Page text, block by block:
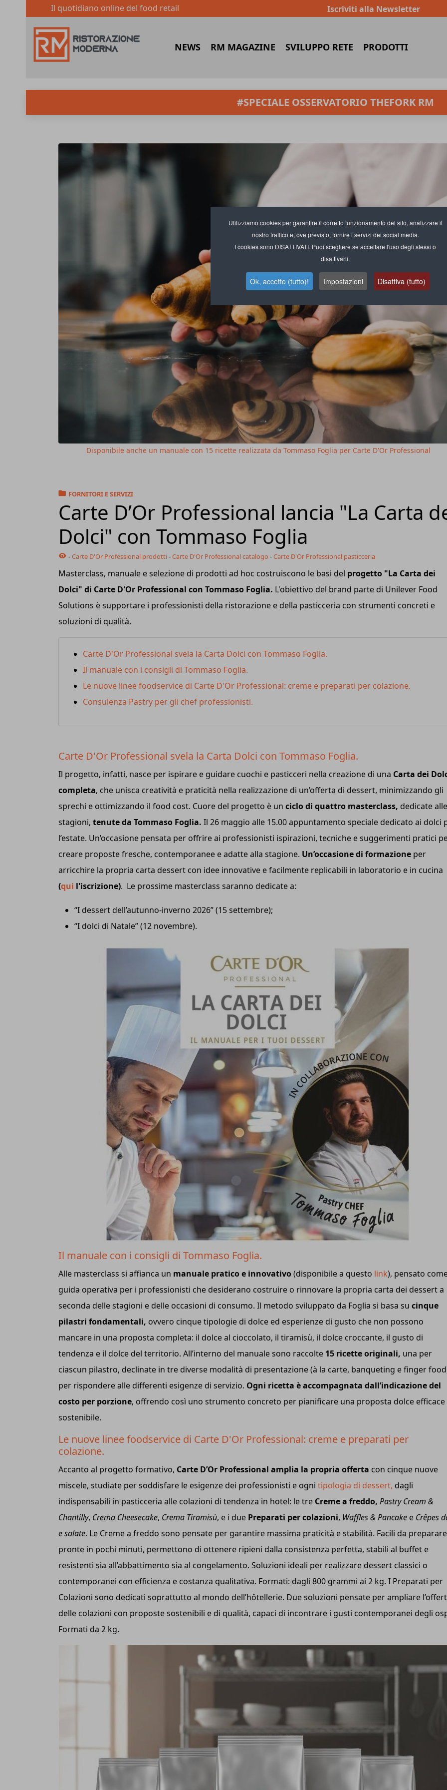
Utilizziamo cookies per garantire il corretto funzionamento del sito, analizzare il
nostro traffico e, ove previsto, fornire i servizi dei social media.
I cookies sono DISATTIVATI. Puoi scegliere se accettare l'uso degli stessi o
disattivarli.
Ok, accetto (tutto)! Impostazioni Disattiva (tutto)
Il quotidiano online del food retail Iscriviti alla Newsletter
NEWS RM MAGAZINE SVILUPPO RETE PRODOTTI
#SPECIALE OSSERVATORIO THEFORK RM
Disponibile anche un manuale con 15 ricette realizzata da Tommaso Foglia per Carte D'Or Professional
FORNITORI E SERVIZI
Carte D’Or Professional lancia "La Carta
Dolci" con Tommaso Foglia
-Carte D'Or Professional prodotti-Carte D'Or Professional catalogo -Carte D'Or Professional pasticceria
Masterclass, manuale e selezione di prodotti ad hoc costruiscono le basi del progetto "La Carta dei
Dolci" di Carte D'Or Professional con Tommaso Foglia. L'obiettivo del brand parte di Unilever Food
Solutions è supportare i professionisti della ristorazione e della pasticceria con strumenti concreti e
soluzioni di qualità.
Carte D'Or Professional svela la Carta Dolci con Tommaso Foglia.
Il manuale con i consigli di Tommaso Foglia.
Le nuove linee foodservice di Carte D'Or Professional: creme e preparati per colazione.
Consulenza Pastry per gli chef professionisti.
Carte D'Or Professional svela la Carta Dolci con Tommaso Foglia.
Il progetto, infatti, nasce per ispirare e guidare cuochi e pasticceri nella creazione di una Carta dei
completa, che unisca creatività e praticità nella realizzazione di un’offerta di dessert, minimizzando gli
sprechi e ottimizzando il food cost. Cuore del progetto è un ciclo di quattro masterclass, dedicate alle
stagioni, tenute da Tommaso Foglia. Il 26 maggio alle 15.00 appuntamento speciale dedicato ai dolci
l’estate. Un’occasione pensata per offrire ai professionisti ispirazioni, tecniche e suggerimenti pratici
creare proposte fresche, contemporanee e adatte alla stagione. Un’occasione di formazione per
arricchire la propria carta dessert con idee innovative e facilmente replicabili in laboratorio e in cucina
(qui l'iscrizione). Le prossime masterclass saranno dedicate a:
“I dessert dell’autunno-inverno 2026” (15 settembre);
“I dolci di Natale” (12 novembre).
Il manuale con i consigli di Tommaso Foglia.
Alle masterclass si affianca un manuale pratico e innovativo(disponibile a questo link), pensato
guida operativa per i professionisti che desiderano costruire o rinnovare la propria carta dei dessert a
seconda delle stagioni e delle occasioni di consumo. Il metodo sviluppato da Foglia si basa su cinque
pilastri fondamentali, ovvero cinque tipologie di dolce ed esperienze di gusto che non possono
mancare in una proposta completa: il dolce al cioccolato, il tiramisù, il dolce croccante, il gusto di
tendenza e il dolce del territorio. All’interno del manuale sono raccolte 15 ricette originali, una per
ciascun pilastro, declinate in tre diverse modalità di presentazione (à la carte, banqueting e finger
per rispondere alle differenti esigenze di servizio. Ogni ricetta è accompagnata dall’indicazione del
costo per porzione, offrendo così uno strumento concreto per pianificare una proposta dolce efficace
sostenibile.
Le nuove linee foodservice di Carte D'Or Professional: creme e preparati per
colazione.
Accanto al progetto formativo, Carte D’Or Professional amplia la propria offerta con cinque nuove
miscele, studiate per soddisfare le esigenze dei professionisti e ogni tipologia di dessert, dagli
indispensabili in pasticceria alle colazioni di tendenza in hotel: le tre Creme a freddo, Pastry Cream &
Chantilly, Crema Cheesecake, Crema Tiramisù, e i due Preparati per colazioni, Waffles & Pancake e Crêpes
e salate. Le Creme a freddo sono pensate per garantire massima praticità e stabilità. Facili da
pronte in pochi minuti, permettono di ottenere ripieni dalla consistenza perfetta, stabili al buffet e
resistenti sia all’abbattimento sia al congelamento. Soluzioni ideali per realizzare dessert classici o
contemporanei con efficienza e costanza qualitativa. Formati: dagli 800 grammi ai 2 kg. I Preparati per
Colazioni sono dedicati soprattutto al mondo dell’hôtellerie. Due soluzioni pensate per ampliare
delle colazioni con proposte sostenibili e di qualità, capaci di incontrare i gusti contemporanei degli
Formati da 2 kg.